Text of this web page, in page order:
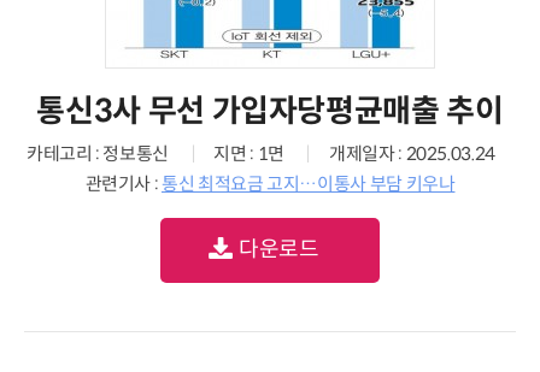
통신3사 무선 가입자당평균매출 추이
카테고리 : 정보통신 지면 : 1면
개제일자 : 2025.03.24
관련기사 :통신 최적요금 고지…이통사 부담 키우나
다운로드